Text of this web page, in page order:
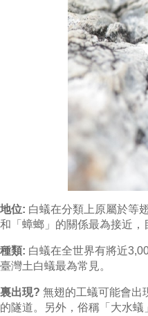
位: 白蟻在分類上原屬於等
「蟑螂」的關係最為接近，
類: 白蟻在全世界有將近
灣土白蟻最為常見。
出現? 無翅的工蟻可能會出
隧道。另外，俗稱「大水蟻